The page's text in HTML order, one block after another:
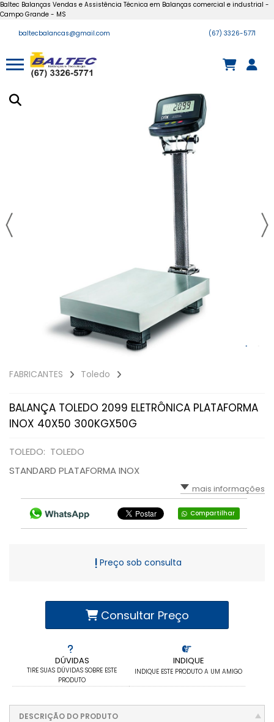
Baltec Balanças Vendas e Assistência Técnica em Balanças comercial e industrial -
Campo Grande - MS
baltecbalancas@gmail.com (67) 3326-5771
FABRICANTES Toledo
BALANÇA TOLEDO 2099 ELETRÔNICA PLATAFORMA
INOX 40X50 300KGX50G
TOLEDO: TOLEDO
STANDARD PLATAFORMA INOX
mais informações
Compartilhar
DÚVIDAS
TIRE SUAS DÚVIDAS SOBRE ESTE
PRODUTO
INDIQUE
INDIQUE ESTE PRODUTO A UM AMIGO
Preço sob consulta
Consultar Preço
DESCRIÇÃO DO PRODUTO